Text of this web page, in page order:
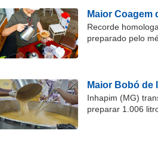
Maior Coagem
Recorde
preparado pelo
Maior Bobó de
Inhapim (MG)
preparar 1.006